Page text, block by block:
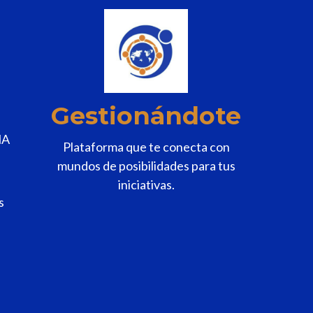
Gestionándote
Plataforma que te conecta con
mundos de posibilidades para tus
iniciativas.